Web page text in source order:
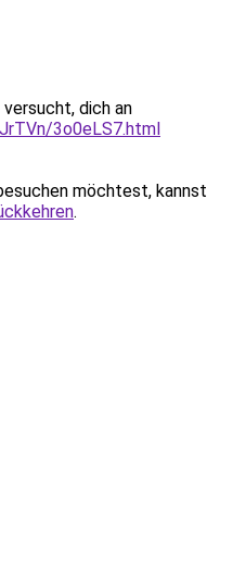
dich an
3o0eLS7.html
möchtest, kannst
.